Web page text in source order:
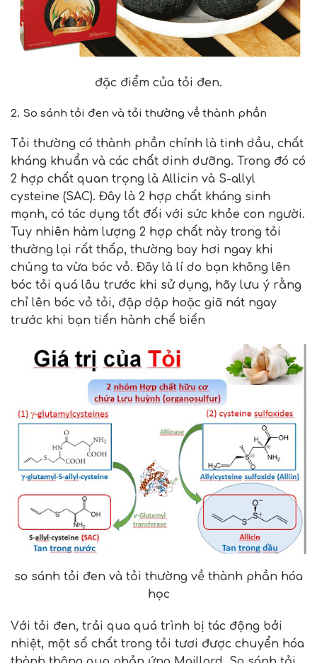
đặc điểm của tỏi đen.
2. So sánh tỏi đen và tỏi thường về thành phần
Tỏi thường có thành phần chính là tinh dầu, chất
kháng khuẩn và các chất dinh dưỡng. Trong đó có
2 hợp chất quan trọng là Allicin và S-allyl
cysteine (SAC). Đây là 2 hợp chất kháng sinh
mạnh, có tác dụng tốt đối với sức khỏe con người.
Tuy nhiên hàm lượng 2 hợp chất này trong tỏi
thường lại rất thấp, thường bay hơi ngay khi
chúng ta vừa bóc vỏ. Đây là lí do bạn không lên
bóc tỏi quá lâu trước khi sử dụng, hãy lưu ý rằng
chỉ lên bóc vỏ tỏi, đập dập hoặc giã nát ngay
trước khi bạn tiến hành chế biến
so sánh tỏi đen và tỏi thường về thành phần hóa
học
Với tỏi đen, trải qua quá trình bị tác động bởi
nhiệt, một số chất trong tỏi tươi được chuyển hóa